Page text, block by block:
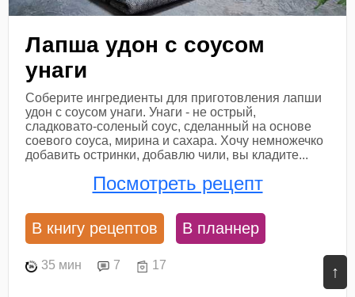
↑
Лапша удон с соусом
унаги
Соберите ингредиенты для приготовления лапши
удон с соусом унаги. Унаги - не острый,
сладковато-соленый соус, сделанный на основе
соевого соуса, мирина и сахара. Хочу немножечко
добавить остринки, добавлю чили, вы кладите...
Посмотреть рецепт
В книгу рецептов В планнер
35 мин 7 17